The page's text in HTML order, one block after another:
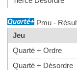
Pmu -
Jeu
Quarté + Ordre
Quarté + Désordre